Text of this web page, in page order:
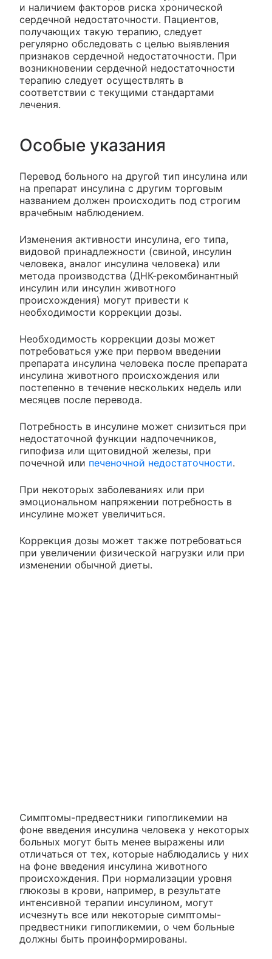
и наличием факторов риска хронической
сердечной недостаточности. Пациентов,
получающих такую терапию, следует
регулярно обследовать с целью выявления
признаков сердечной недостаточности. При
возникновении сердечной недостаточности
терапию следует осуществлять в
соответствии с текущими стандартами
лечения.
Особые указания
Перевод больного на другой тип инсулина или
на препарат инсулина с другим торговым
названием должен происходить под строгим
врачебным наблюдением.
Изменения активности инсулина, его типа,
видовой принадлежности (свиной, инсулин
человека, аналог инсулина человека) или
метода производства (ДНК-рекомбинантный
инсулин или инсулин животного
происхождения) могут привести к
необходимости коррекции дозы.
Необходимость коррекции дозы может
потребоваться уже при первом введении
препарата инсулина человека после препарата
инсулина животного происхождения или
постепенно в течение нескольких недель или
месяцев после перевода.
Потребность в инсулине может снизиться при
недостаточной функции надпочечников,
гипофиза или щитовидной железы, при
почечной или печеночной недостаточности.
При некоторых заболеваниях или при
эмоциональном напряжении потребность в
инсулине может увеличиться.
Коррекция дозы может также потребоваться
при увеличении физической нагрузки или при
изменении обычной диеты.
Симптомы-предвестники гипогликемии на
фоне введения инсулина человека у некоторых
больных могут быть менее выражены или
отличаться от тех, которые наблюдались у них
на фоне введения инсулина животного
происхождения. При нормализации уровня
глюкозы в крови, например, в результате
интенсивной терапии инсулином, могут
исчезнуть все или некоторые симптомы-
предвестники гипогликемии, о чем больные
должны быть проинформированы.